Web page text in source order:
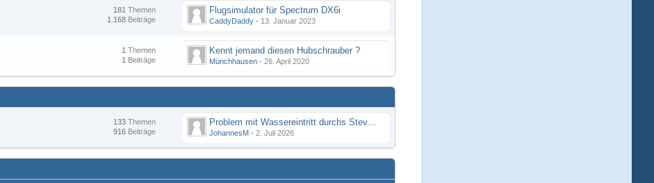
Themen
181
Beiträge
1.168
Flugsimulator für Spectrum DX6i
CaddyDaddy - 13. Januar 2023
Themen
1
Beiträge
1
Kennt jemand diesen Hubschrauber ?
Münchhausen - 26. April 2020
Themen
133
Beiträge
916
Problem mit Wassereintritt durchs Stevenrohr beim Rennboot
JohannesM - 2. Juli 2026